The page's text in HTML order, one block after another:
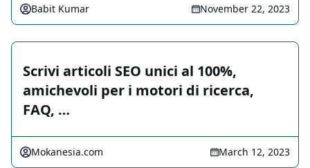
Babit Kumar November 22, 2023
Scrivi articoli SEO unici al 100%,
amichevoli per i motori di ricerca,
FAQ, …
Mokanesia.com March 12, 2023